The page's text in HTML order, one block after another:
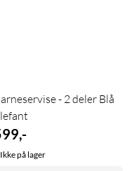
- 2 deler Blå
Ikke på lager